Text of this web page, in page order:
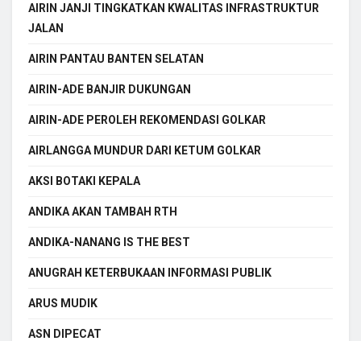
AIRIN JANJI TINGKATKAN KWALITAS INFRASTRUKTUR
JALAN
AIRIN PANTAU BANTEN SELATAN
AIRIN-ADE BANJIR DUKUNGAN
AIRIN-ADE PEROLEH REKOMENDASI GOLKAR
AIRLANGGA MUNDUR DARI KETUM GOLKAR
AKSI BOTAKI KEPALA
ANDIKA AKAN TAMBAH RTH
ANDIKA-NANANG IS THE BEST
ANUGRAH KETERBUKAAN INFORMASI PUBLIK
ARUS MUDIK
ASN DIPECAT